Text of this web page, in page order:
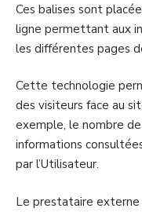
Ces balises sont
ligne permettant aux
les différentes pages
Cette technologie
des visiteurs face au
exemple, le nombre
informations
par l’Utilisateur.
Le prestataire